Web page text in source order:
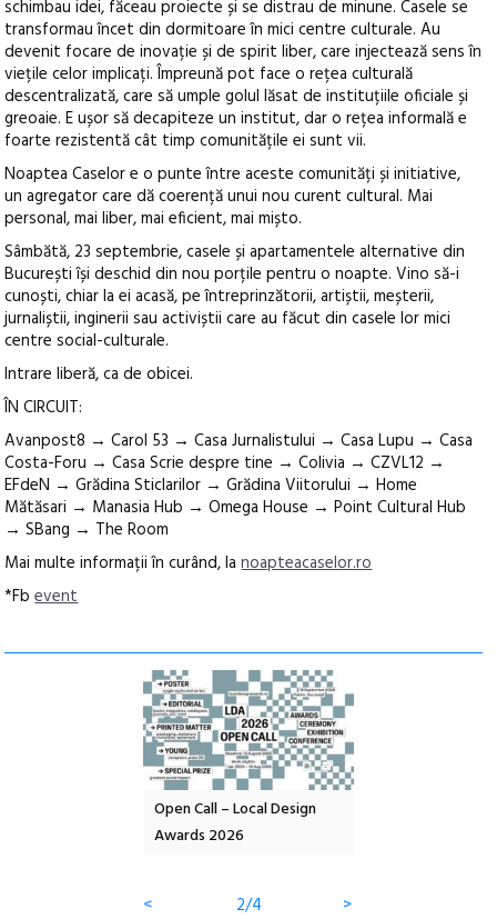
schimbau idei, făceau proiecte și se distrau de minune. Casele se
transformau încet din dormitoare în mici centre culturale. Au
devenit focare de inovație și de spirit liber, care injectează sens în
viețile celor implicați. Împreună pot face o rețea culturală
descentralizată, care să umple golul lăsat de instituțiile oficiale și
greoaie. E ușor să decapiteze un institut, dar o rețea informală e
foarte rezistentă cât timp comunitățile ei sunt vii.
Noaptea Caselor e o punte între aceste comunități și initiative,
un agregator care dă coerență unui nou curent cultural. Mai
personal, mai liber, mai eficient, mai mișto.
Sâmbătă, 23 septembrie, casele și apartamentele alternative din
București își deschid din nou porțile pentru o noapte. Vino să-i
cunoști, chiar la ei acasă, pe întreprinzătorii, artiștii, meșterii,
jurnaliștii, inginerii sau activiștii care au făcut din casele lor mici
centre social-culturale.
Intrare liberă, ca de obicei.
ÎN CIRCUIT:
Avanpost8 → Carol 53 → Casa Jurnalistului → Casa Lupu → Casa
Costa-Foru → Casa Scrie despre tine → Colivia → CZVL12 →
EFdeN → Grădina Sticlarilor → Grădina Viitorului → Home
Mătăsari → Manasia Hub → Omega House → Point Cultural Hub
→ SBang → The Room
Mai multe informații în curând, lanoapteacaselor.ro
*Fbevent
Open Call – Local Design
Awards 2026
<
2/4 >